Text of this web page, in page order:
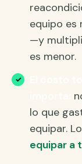
equipo es
—y
es menor.
lo que
equipar.
equipar a